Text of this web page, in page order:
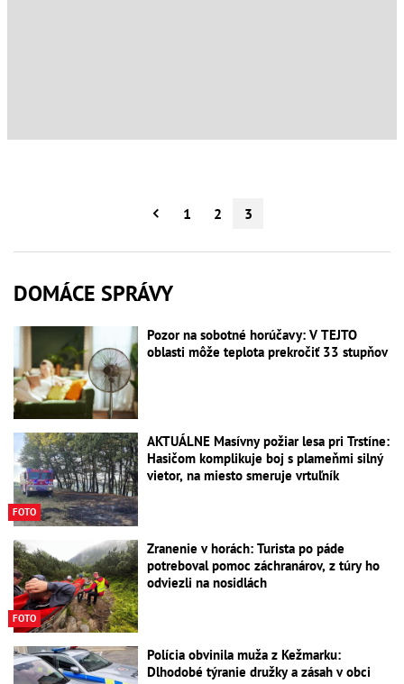
1 2 3
DOMÁCE SPRÁVY
Pozor na sobotné horúčavy: V TEJTO
oblasti môže teplota prekročiť 33 stupňov
FOTO
AKTUÁLNE Masívny požiar lesa pri Trstíne:
Hasičom komplikuje boj s plameňmi silný
vietor, na miesto smeruje vrtuľník
FOTO
Zranenie v horách: Turista po páde
potreboval pomoc záchranárov, z túry ho
odviezli na nosidlách
Polícia obvinila muža z Kežmarku:
Dlhodobé týranie družky a zásah v obci